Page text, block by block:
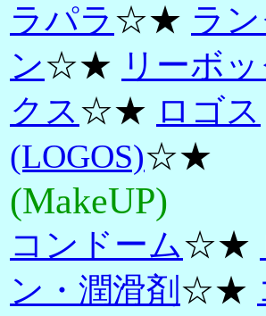
ラパラ ☆★ ラ
ン☆★ リーボッ
クス☆★ ロゴス
(LOGOS)☆★
(MakeUP)
コンドーム☆★
ン・潤滑剤 ☆★